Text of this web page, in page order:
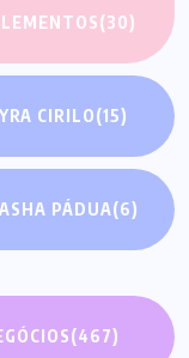
(30)
CIRILO(15)
PÁDUA(6)
(467)